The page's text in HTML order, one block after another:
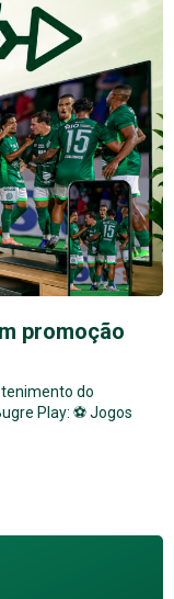
promoção
do
Play: ⚽ Jogos